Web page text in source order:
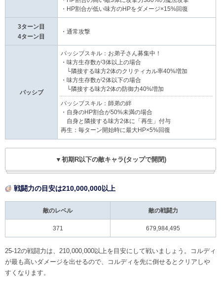
・HP割合が低い味方のHPをダメージ×15%回復
3ターン目
4ターン目
・通常攻撃
パッシブ
パッシブスキル：お弟子さん募集中！
・味方生存数が3体以上の場合
└隣接する味方2体のクリティカル率40%増加
・味方生存数が2体以下の場合
└隣接する味方2体の防御力40%増加
パッシブスキル：師弟の絆
・自身のHP割合が50%未満の場合
自身と隣接する味方2体に「再生」付与
再生：毎ターン開始時に最大HP×5%回復
▼初期R以下の敵キャラ(タップで開閉)
戦闘力の目安は210,000,000以上
敵のレベル 敵の戦闘力
371 679,984,495
25-12の戦闘力は、210,000,000以上を目安にして戦いましょう。コルディ
が最も高いダメージを出せるので、コルディを先に倒せるとクリアしや
すくなります。